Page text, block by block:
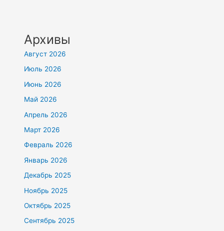
Архивы
Август 2026
Июль 2026
Июнь 2026
Май 2026
Апрель 2026
Март 2026
Февраль 2026
Январь 2026
Декабрь 2025
Ноябрь 2025
Октябрь 2025
Сентябрь 2025